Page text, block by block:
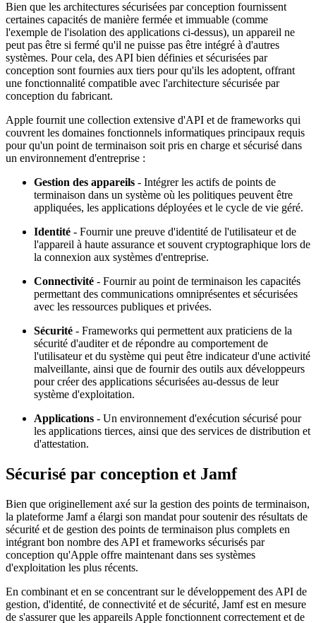
Bien que les architectures sécurisées par conception fournissent
certaines capacités de manière fermée et immuable (comme
l'exemple de l'isolation des applications ci-dessus), un appareil ne
peut pas être si fermé qu'il ne puisse pas être intégré à d'autres
systèmes. Pour cela, des API bien définies et sécurisées par
conception sont fournies aux tiers pour qu'ils les adoptent, offrant
une fonctionnalité compatible avec l'architecture sécurisée par
conception du fabricant.
Apple fournit une collection extensive d'API et de frameworks qui
couvrent les domaines fonctionnels informatiques principaux requis
pour qu'un point de terminaison soit pris en charge et sécurisé dans
un environnement d'entreprise :
Gestion des appareils - Intégrer les actifs de points de
terminaison dans un système où les politiques peuvent être
appliquées, les applications déployées et le cycle de vie géré.
Identité - Fournir une preuve d'identité de l'utilisateur et de
l'appareil à haute assurance et souvent cryptographique lors de
la connexion aux systèmes d'entreprise.
Connectivité - Fournir au point de terminaison les capacités
permettant des communications omniprésentes et sécurisées
avec les ressources publiques et privées.
Sécurité - Frameworks qui permettent aux praticiens de la
sécurité d'auditer et de répondre au comportement de
l'utilisateur et du système qui peut être indicateur d'une activité
malveillante, ainsi que de fournir des outils aux développeurs
pour créer des applications sécurisées au-dessus de leur
système d'exploitation.
Applications - Un environnement d'exécution sécurisé pour
les applications tierces, ainsi que des services de distribution et
d'attestation.
Sécurisé par conception et Jamf
Bien que originellement axé sur la gestion des points de terminaison,
la plateforme Jamf a élargi son mandat pour soutenir des résultats de
sécurité et de gestion des points de terminaison plus complets en
intégrant bon nombre des API et frameworks sécurisés par
conception qu'Apple offre maintenant dans ses systèmes
d'exploitation les plus récents.
En combinant et en se concentrant sur le développement des API de
gestion, d'identité, de connectivité et de sécurité, Jamf est en mesure
de s'assurer que les appareils Apple fonctionnent correctement et de